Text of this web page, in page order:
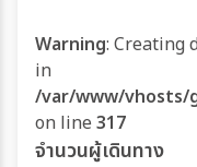
Warning: Creating
in
/var/www/vhosts/
on line 317
จำนวนผู้เดินทาง